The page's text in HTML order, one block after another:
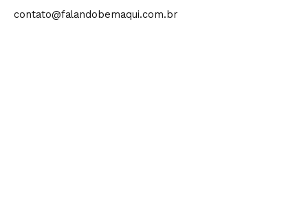
contato@falandobemaqui.com.br